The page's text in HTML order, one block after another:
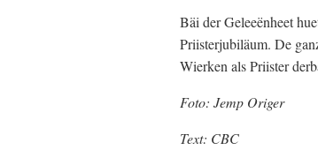
Bäi der Geleeënheet
Priisterjubiläum. De
Wierken als Priister
Foto: Jemp Origer
Text: CBC